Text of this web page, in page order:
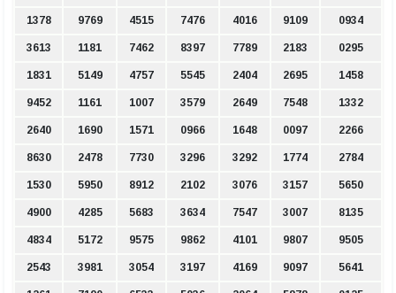
1378 9769 4515 7476 4016 9109 0934
3613 1181 7462 8397 7789 2183 0295
1831 5149 4757 5545 2404 2695 1458
9452 1161 1007 3579 2649 7548 1332
2640 1690 1571 0966 1648 0097 2266
8630 2478 7730 3296 3292 1774 2784
1530 5950 8912 2102 3076 3157 5650
4900 4285 5683 3634 7547 3007 8135
4834 5172 9575 9862 4101 9807 9505
2543 3981 3054 3197 4169 9097 5641